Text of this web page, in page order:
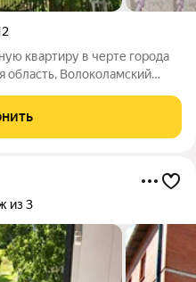
квартиру в черте города
область, Волоколамский
панельного дома. В
из 3